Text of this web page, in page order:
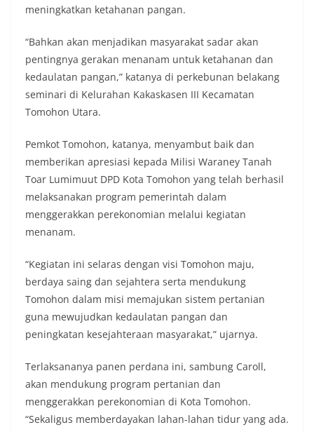
meningkatkan ketahanan pangan.
“Bahkan akan menjadikan masyarakat sadar akan
pentingnya gerakan menanam untuk ketahanan dan
kedaulatan pangan,” katanya di perkebunan belakang
seminari di Kelurahan Kakaskasen III Kecamatan
Tomohon Utara.
Pemkot Tomohon, katanya, menyambut baik dan
memberikan apresiasi kepada Milisi Waraney Tanah
Toar Lumimuut DPD Kota Tomohon yang telah berhasil
melaksanakan program pemerintah dalam
menggerakkan perekonomian melalui kegiatan
menanam.
“Kegiatan ini selaras dengan visi Tomohon maju,
berdaya saing dan sejahtera serta mendukung
Tomohon dalam misi memajukan sistem pertanian
guna mewujudkan kedaulatan pangan dan
peningkatan kesejahteraan masyarakat,” ujarnya.
Terlaksananya panen perdana ini, sambung Caroll,
akan mendukung program pertanian dan
menggerakkan perekonomian di Kota Tomohon.
“Sekaligus memberdayakan lahan-lahan tidur yang ada.